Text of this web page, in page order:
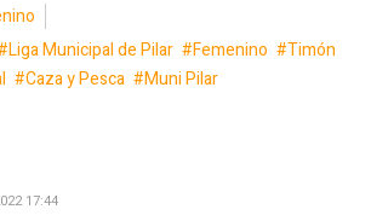
Liga Municipal de Pilar Femenino
Timón
Caza y Pesca
Muni Pilar
17:44